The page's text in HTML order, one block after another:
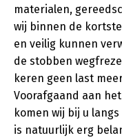
materialen,
wij binnen de
en veilig kunnen
de stobben
keren geen last
Voorafgaand aan
komen wij bij u
is natuurlijk erg